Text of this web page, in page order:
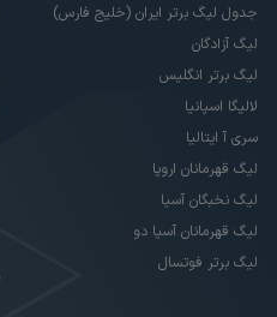
جدول لیگ برتر ایران (خلیج فارس)
لیگ آزادگان
لیگ برتر انگلیس
لالیگا اسپانیا
سری آ ایتالیا
لیگ قهرمانان اروپا
لیگ نخبگان آسیا
لیگ قهرمانان آسیا دو
لیگ برتر فوتسال